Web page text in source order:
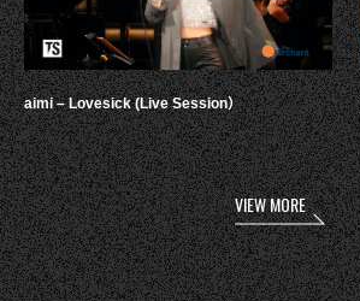
aimi – Lovesick (Live Session）
VIEW MORE